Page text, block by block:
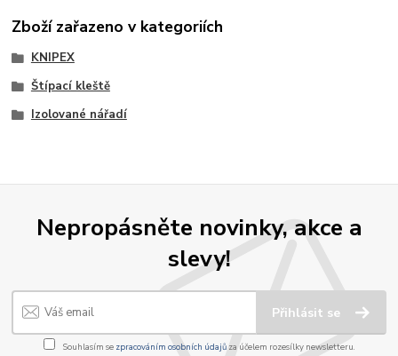
Zboží zařazeno v kategoriích
KNIPEX
Štípací kleště
Izolované nářadí
Nepropásněte novinky, akce a
slevy!
Přihlásit se
Souhlasím se zpracováním osobních údajůza účelem rozesílky newsletteru.